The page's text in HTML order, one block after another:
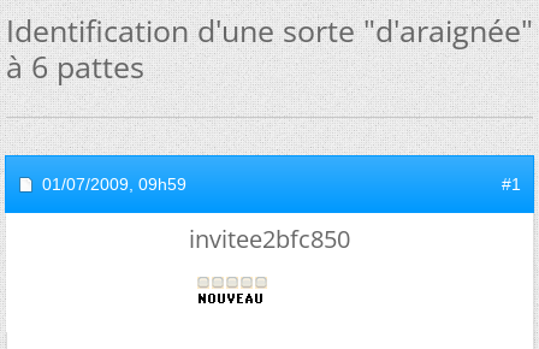
Identification d'une sorte "d'araignée"
à 6 pattes
01/07/2009, 09h59 #1
invitee2bfc850